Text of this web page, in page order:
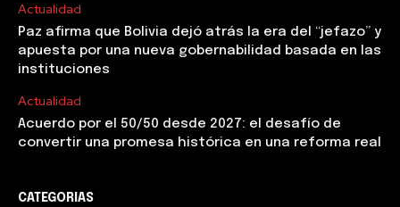
Actualidad
Paz afirma que Bolivia dejó atrás la era del “jefazo” y
apuesta por una nueva gobernabilidad basada en las
instituciones
Actualidad
Acuerdo por el 50/50 desde 2027: el desafío de
convertir una promesa histórica en una reforma real
CATEGORIAS